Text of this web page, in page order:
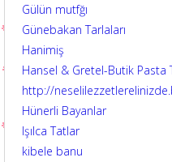
Gülün mutfğı
Günebakan Tarlaları
Hanimiş
Hansel & Gretel-Butik Pasta
http://
Hünerli Bayanlar
Işılca Tatlar
kibele banu